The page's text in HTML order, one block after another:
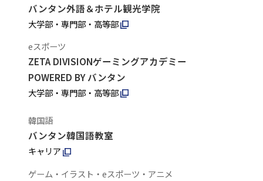
バンタン外語＆ホテル観光学院
大学部・専門部・高等部
eスポーツ
ZETA DIVISIONゲーミングアカデミー
POWERED BY バンタン
大学部・専門部・高等部
韓国語
バンタン韓国語教室
キャリア
ゲーム・イラスト・eスポーツ・アニメ